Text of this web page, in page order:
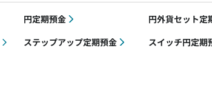
円定期預金 円外貨セット定
ステップアップ定期預金 スイッチ円定期